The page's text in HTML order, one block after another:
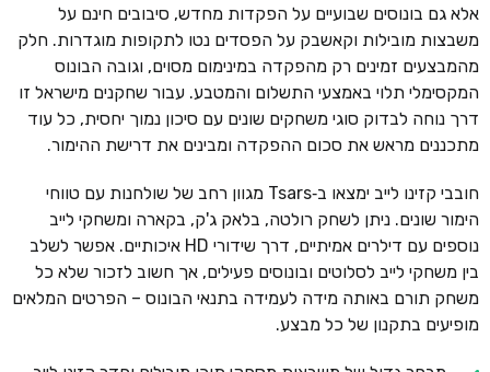
אלא גם בונוסים שבועיים על הפקדות מחדש, סיבובים חינם על
משבצות מובילות וקאשבק על הפסדים נטו לתקופות מוגדרות. חלק
מהמבצעים זמינים רק מהפקדה במינימום מסוים, וגובה הבונוס
המקסימלי תלוי באמצעי התשלום והמטבע. עבור שחקנים מישראל זו
דרך נוחה לבדוק סוגי משחקים שונים עם סיכון נמוך יחסית, כל עוד
מתכננים מראש את סכום ההפקדה ומבינים את דרישת ההימור.
חובבי קזינו לייב ימצאו ב‑Tsars מגוון רחב של שולחנות עם טווחי
הימור שונים. ניתן לשחק רולטה, בלאק ג'ק, בקארה ומשחקי לייב
נוספים עם דילרים אמיתיים, דרך שידורי HD איכותיים. אפשר לשלב
בין משחקי לייב לסלוטים ובונוסים פעילים, אך חשוב לזכור שלא כל
משחק תורם באותה מידה לעמידה בתנאי הבונוס – הפרטים המלאים
מופיעים בתקנון של כל מבצע.